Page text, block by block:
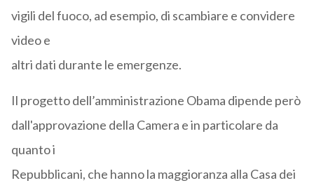
vigili del fuoco, ad esempio, di scambiare e convidere
video e
altri dati durante le emergenze.
Il progetto dell’amministrazione Obama dipende però
dall'approvazione della Camera e in particolare da
quanto i
Repubblicani, che hanno la maggioranza alla Casa dei